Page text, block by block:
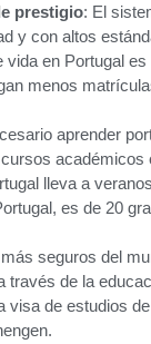
prestigio: El
y con altos
vida en Portugal
menos
aprender
académicos
lleva a
es de 20
seguros del
través de la
visa de estudios